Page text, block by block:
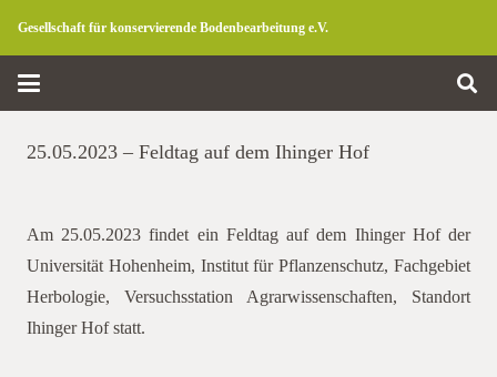
Gesellschaft für konservierende Bodenbearbeitung e.V.
25.05.2023 – Feldtag auf dem Ihinger Hof
Am 25.05.2023 findet ein Feldtag auf dem Ihinger Hof der
Universität Hohenheim, Institut für Pflanzenschutz, Fachgebiet
Herbologie, Versuchsstation Agrarwissenschaften, Standort
Ihinger Hof statt.